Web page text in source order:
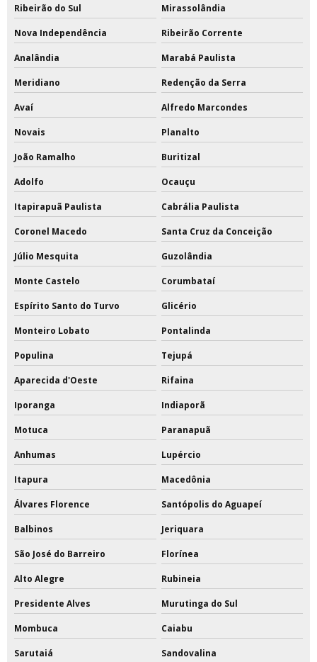
Ribeirão do Sul Mirassolândia
Nova Independência Ribeirão Corrente
Analândia Marabá Paulista
Meridiano Redenção da Serra
Avaí Alfredo Marcondes
Novais Planalto
João Ramalho Buritizal
Adolfo Ocauçu
Itapirapuã Paulista Cabrália Paulista
Coronel Macedo Santa Cruz da Conceição
Júlio Mesquita Guzolândia
Monte Castelo Corumbataí
Espírito Santo do Turvo Glicério
Monteiro Lobato Pontalinda
Populina Tejupá
Aparecida d'Oeste Rifaina
Iporanga Indiaporã
Motuca Paranapuã
Anhumas Lupércio
Itapura Macedônia
Álvares Florence Santópolis do Aguapeí
Balbinos Jeriquara
São José do Barreiro Florínea
Alto Alegre Rubineia
Presidente Alves Murutinga do Sul
Mombuca Caiabu
Sarutaiá Sandovalina